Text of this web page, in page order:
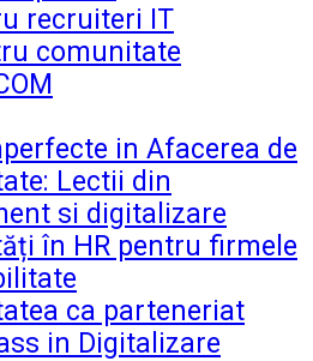
recruiteri IT
comunitate
in Afacerea de
Lectii din
si digitalizare
în HR pentru firmele
ca parteneriat
in Digitalizare